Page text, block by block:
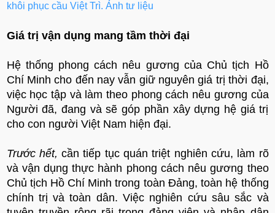
khôi phục cầu Việt Trì. Ảnh tư liệu
Giá trị vận dụng mang tầm thời đại
Hệ thống phong cách nêu gương của Chủ tịch Hồ
Chí Minh cho đến nay vẫn giữ nguyên giá trị thời đại,
việc học tập và làm theo phong cách nêu gương của
Người đã, đang và sẽ góp phần xây dựng hệ giá trị
cho con người Việt Nam hiện đại.
Trước hết, cần tiếp tục quán triệt nghiên cứu, làm rõ
và vận dụng thực hành phong cách nêu gương theo
Chủ tịch Hồ Chí Minh trong toàn Đảng, toàn hệ thống
chính trị và toàn dân. Việc nghiên cứu sâu sắc và